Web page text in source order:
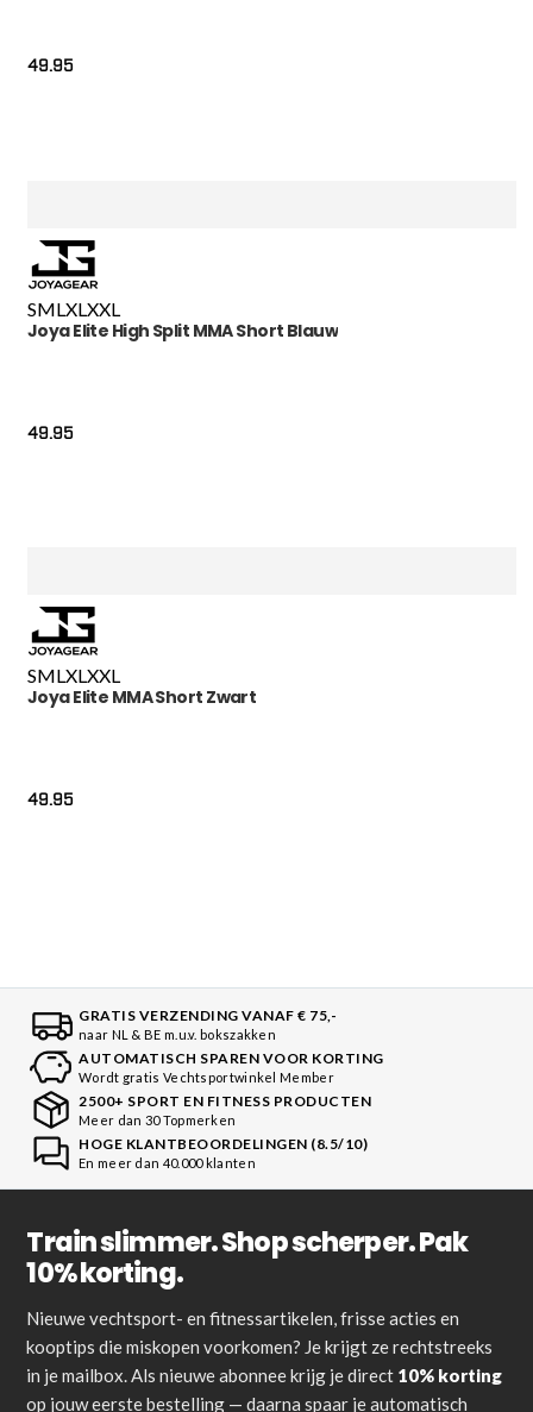
49.95
SMLXLXXL
Joya Elite High Split MMA Short Blauw
49.95
SMLXLXXL
Joya Elite MMA Short Zwart
49.95
GRATIS VERZENDING VANAF € 75,-
naar NL & BE m.u.v. bokszakken
AUTOMATISCH SPAREN VOOR KORTING
Wordt gratis Vechtsportwinkel Member
2500+ SPORT EN FITNESS PRODUCTEN
Meer dan 30 Topmerken
HOGE KLANTBEOORDELINGEN (8.5/10)
En meer dan 40.000 klanten
Train slimmer. Shop scherper. Pak
10% korting.
Nieuwe vechtsport- en fitnessartikelen, frisse acties en
kooptips die miskopen voorkomen? Je krijgt ze rechtstreeks
in je mailbox. Als nieuwe abonnee krijg je direct 10% korting
op jouw eerste bestelling — daarna spaar je automatisch